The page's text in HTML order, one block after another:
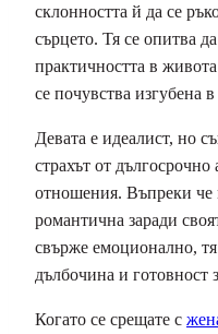
склонността й да се
сърцето. Тя се опитва
практичността в
се почувства изгубена
Девата е идеалист, но
страхът от
отношения. Въпреки че
романтична заради
свърже емоционално,
дълбочина и готовност
Когато се срещате с